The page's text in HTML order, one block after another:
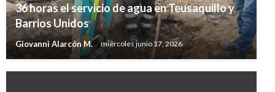
36 horas el servicio de agua en Teusaquillo y
Barrios Unidos
Giovanni Alarcón M. miércoles junio 17, 2026